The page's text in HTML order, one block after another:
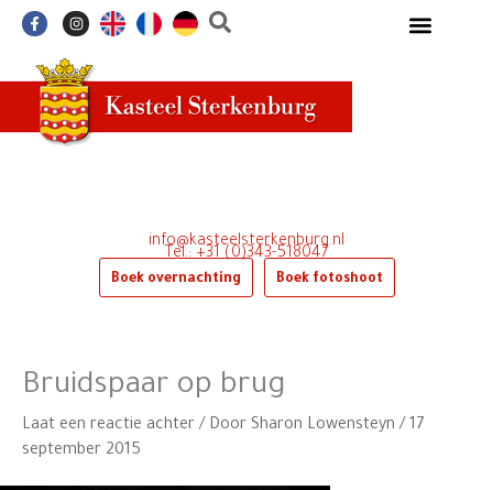
inhoud
F
a
b
o
o
k
-
I
n
a
g
r
a
m
Boek overnachting Boek fotoshoot
Tel.: +31 (0)343-518047
info@kasteelsterkenburg.nl
Bruidspaar op brug
Laat een reactie achter / Door Sharon Lowensteyn / 17
september 2015